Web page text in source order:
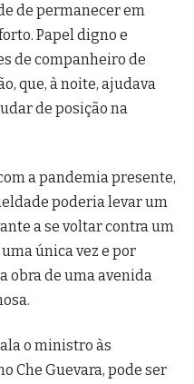
de permanecer em
Papel digno e
de companheiro de
que, à noite, ajudava
de posição na
a pandemia presente,
poderia levar um
a se voltar contra um
única vez e por
obra de uma avenida
o ministro às
Che Guevara, pode ser